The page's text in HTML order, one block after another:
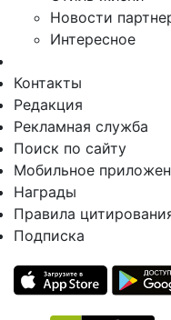
Новости
Интересное
Контакты
Редакция
Рекламная служба
Поиск по сайту
Мобильное
Награды
Правила
Подписка